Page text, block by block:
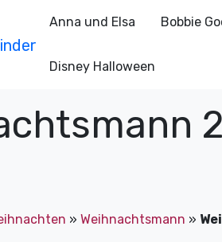
Anna und Elsa Bobbie
Disney Halloween
» Weihnachtsmann »